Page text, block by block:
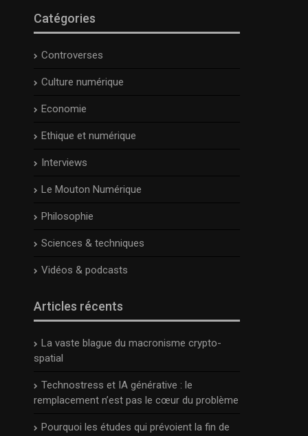
Catégories
Controverses
Culture numérique
Economie
Ethique et numérique
Interviews
Le Mouton Numérique
Philosophie
Sciences & techniques
Vidéos & podcasts
Articles récents
La vaste blague du macronisme crypto-
spatial
Technostress et IA générative : le
remplacement n’est pas le cœur du problème
Pourquoi les études qui prévoient la fin de